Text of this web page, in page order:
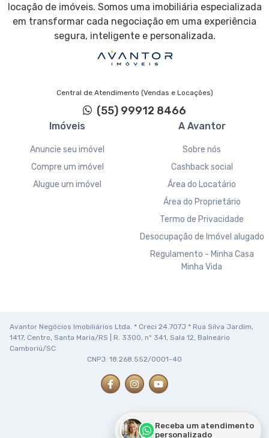
locação de imóveis. Somos uma imobiliária especializada
em transformar cada negociação em uma experiência
segura, inteligente e personalizada.
Central de Atendimento (Vendas e Locações)
(55) 99912 8466
Imóveis
Anuncie seu imóvel
Compre um imóvel
Alugue um imóvel
A Avantor
Sobre nós
Cashback social
Área do Locatário
Área do Proprietário
Termo de Privacidade
Desocupação de Imóvel alugado
Regulamento - Minha Casa
Minha Vida
Avantor Negócios Imobiliários Ltda. * Creci 24.707J * Rua Silva Jardim,
1417, Centro, Santa Maria/RS | R. 3300, nº 341, Sala 12, Balneário
Camboriú/SC
CNPJ: 18.268.552/0001-40
Receba um atendimento
personalizado